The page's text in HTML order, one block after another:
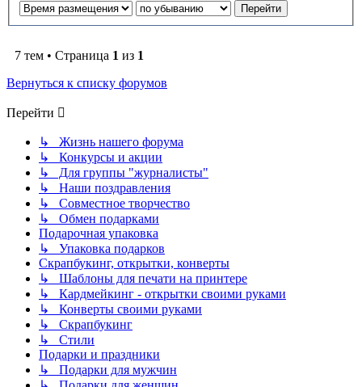
7 тем • Страница 1 из 1
Вернуться к списку форумов
Перейти
↳ Жизнь нашего форума
↳ Конкурсы и акции
↳ Для группы "журналисты"
↳ Наши поздравления
↳ Совместное творчество
↳ Обмен подарками
Подарочная упаковка
↳ Упаковка подарков
Скрапбукинг, открытки, конверты
↳ Шаблоны для печати на принтере
↳ Кардмейкинг - открытки своими руками
↳ Конверты своими руками
↳ Скрапбукинг
↳ Стили
Подарки и праздники
↳ Подарки для мужчин